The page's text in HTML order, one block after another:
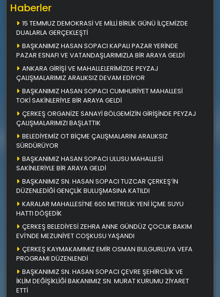
Haberler
15 TEMMUZ DEMOKRASİ VE MİLLİ BİRLİK GÜNÜ İLÇEMİZDE
DUALARLA GERÇEKLEŞTİ
BAŞKANIMIZ HASAN SOPACI KAPALI PAZAR YERİNDE
PAZAR ESNAFI VE VATANDAŞLARIMIZLA BİR ARAYA GELDİ
ANKARA GİRİŞİ VE MAHALLELERİMİZDE PEYZAJ
ÇALIŞMALARIMIZ ARALIKSIZ DEVAM EDİYOR
BAŞKANIMIZ HASAN SOPACI CUMHURİYET MAHALLESİ
TOKİ SAKİNLERİYLE BİR ARAYA GELDİ
ÇERKEŞ ORGANİZE SANAYİ BÖLGEMİZİN GİRİŞİNDE PEYZAJ
ÇALIŞMALARIMIZI BAŞLATTIK
BELEDİYEMİZ OT BİÇME ÇALIŞMALARINI ARALIKSIZ
SÜRDÜRÜYOR
BAŞKANIMIZ HASAN SOPACI ULUSU MAHALLESİ
SAKİNLERİYLE BİR ARAYA GELDİ
BAŞKANIMIZ SN. HASAN SOPACI TUZCAR ÇERKEŞ’İN
DÜZENLEDİĞİ GENÇLİK BULUŞMASINA KATILDI
KARALAR MAHALLESİ’NE 600 METRELİK YENİ İÇME SUYU
HATTI DÖŞEDİK
ÇERKEŞ BELEDİYESİ ZEHRA ANNE GÜNDÜZ ÇOCUK BAKIM
EVİ’NDE MEZUNİYET COŞKUSU YAŞANDI
ÇERKEŞ KAYMAKAMIMIZ EMİR OSMAN BULGURLUYA VEFA
PROGRAMI DÜZENLENDİ
BAŞKANIMIZ SN. HASAN SOPACI ÇEVRE ŞEHİRCİLİK VE
İKLİM DEĞİŞİKLİĞİ BAKANIMIZ SN. MURAT KURUMU ZİYARET
ETTİ